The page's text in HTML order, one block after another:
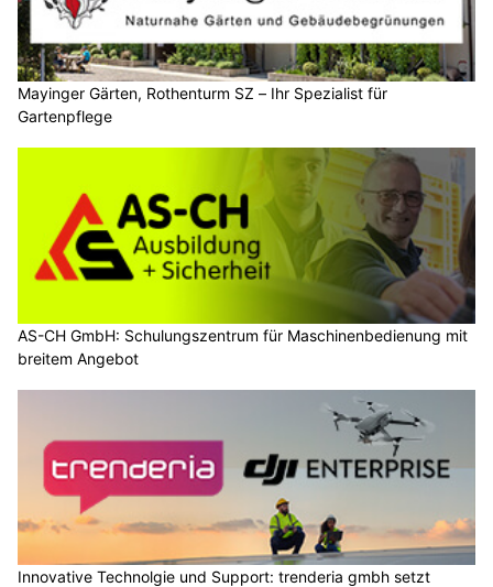
Mayinger Gärten, Rothenturm SZ – Ihr Spezialist für
Gartenpflege
AS-CH GmbH: Schulungszentrum für Maschinenbedienung mit
breitem Angebot
Innovative Technolgie und Support: trenderia gmbh setzt